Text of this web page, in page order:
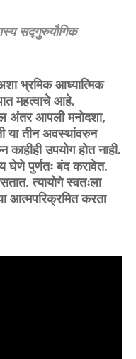
सद्गुरुयौगिक
भ्रमिक आध्यात्मिक
महत्वाचे आहे.
अंतर आपली मनोदशा,
या तीन अवस्थांवरुन
उपयोग होत नाही.
घेणे पुर्णतः बंद करावेत.
त्यायोगे स्वतःला
आत्मपरिक्रमित करता